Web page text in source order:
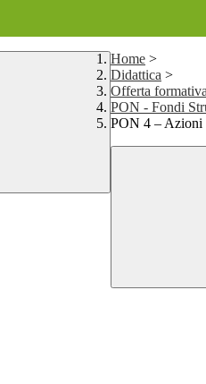
Home >
Didattica >
Offerta formativa
PON - Fondi
PON 4 – Azioni